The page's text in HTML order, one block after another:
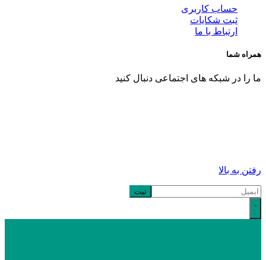
حساب کاربری
ثبت شکایات
ارتباط با ما
همراه شما
ما را در شبکه های اجتماعی دنبال کنید
رفتن به بالا